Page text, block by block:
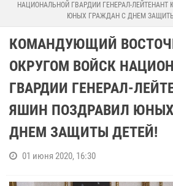
НАЦИОНАЛЬНОЙ ГВАРДИИ ГЕНЕРАЛ-
ЮНЫХ ГРАЖДАН С ДНЕМ
КОМАНДУЮЩИЙ
ОКРУГОМ ВОЙСК
ГВАРДИИ ГЕНЕРАЛ-
ЯШИН ПОЗДРАВИЛ
ДНЕМ ЗАЩИТЫ ДЕТЕЙ!
01 июня 2020, 16:30